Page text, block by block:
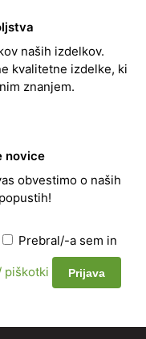
naših izdelkov.
kvalitetne izdelke, ki
znanjem.
novice
obvestimo o naših
Prebral/-a sem in
piškotki